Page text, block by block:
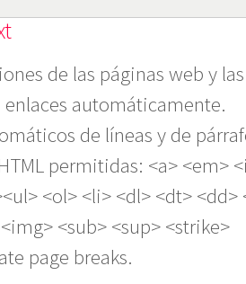
de las páginas web y
automáticamente.
de líneas y de
permitidas: <a> <em>
<ol> <li> <dl> <dt>
<sub> <sup> <strike>
page breaks.